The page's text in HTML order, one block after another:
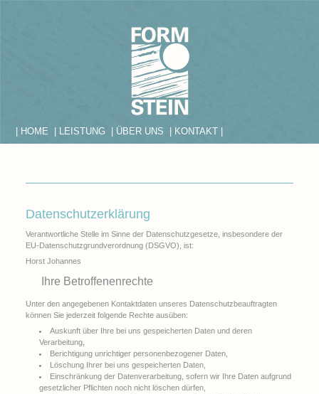
| HOME | LEISTUNG | ÜBER UNS | KONTAKT |
Datenschutzerklärung
Verantwortliche Stelle im Sinne der Datenschutzgesetze, insbesondere der
EU-Datenschutzgrundverordnung (DSGVO), ist:
Horst Johannes
Ihre Betroffenenrechte
Unter den angegebenen Kontaktdaten unseres Datenschutzbeauftragten
können Sie jederzeit folgende Rechte ausüben:
Auskunft über Ihre bei uns gespeicherten Daten und deren
Verarbeitung,
Berichtigung unrichtiger personenbezogener Daten,
Löschung Ihrer bei uns gespeicherten Daten,
Einschränkung der Datenverarbeitung, sofern wir Ihre Daten aufgrund
gesetzlicher Pflichten noch nicht löschen dürfen,